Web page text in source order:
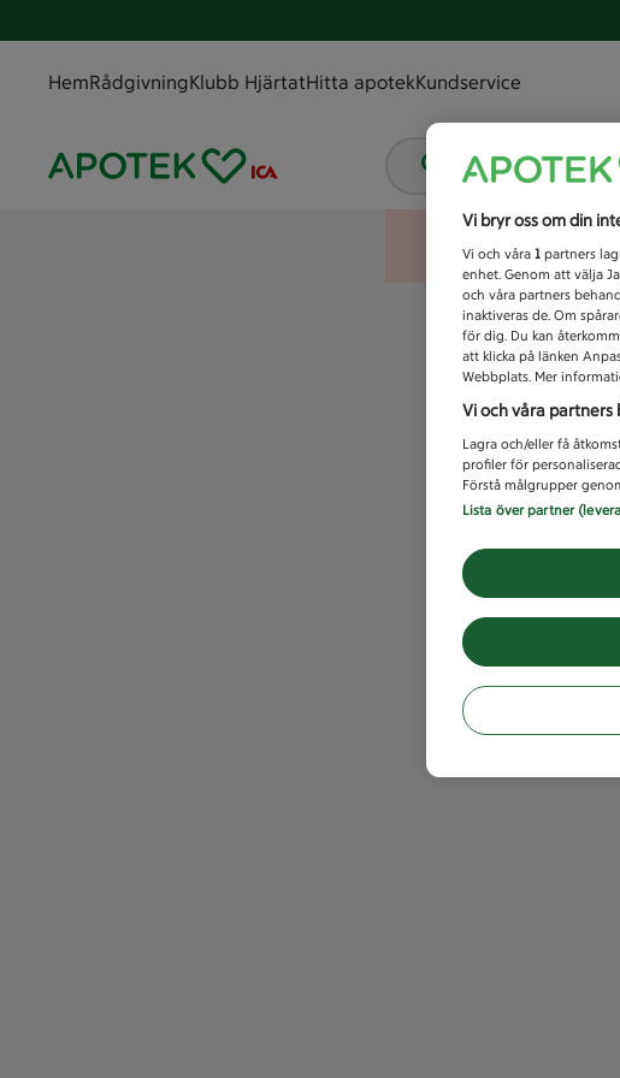
HemRådgivningKlubb HjärtatHitta apotekKundservice
Vad letar du efter
Vi bryr oss om din
Vi och våra 1 partners
enhet. Genom att välja
och våra partners
inaktiveras de. Om
för dig. Du kan
att klicka på länken
Webbplats. Mer
Vi och våra
Lagra och/eller få
profiler för
Förstå målgrupper
Lista över partner